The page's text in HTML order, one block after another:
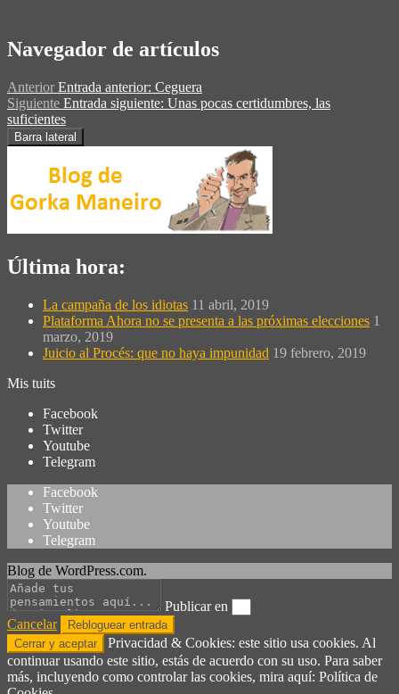
Navegador de artículos
Anterior Entrada anterior: Ceguera
Siguiente Entrada siguiente: Unas pocas certidumbres, las
suficientes
Barra lateral
Última hora:
La campaña de los idiotas 11 abril, 2019
Plataforma Ahora no se presenta a las próximas elecciones 1
marzo, 2019
Juicio al Procés: que no haya impunidad 19 febrero, 2019
Mis tuits
Facebook
Twitter
Youtube
Telegram
Facebook
Twitter
Youtube
Telegram
Blog de WordPress.com.
Publicar en
Cancelar
Privacidad & Cookies: este sitio usa cookies. Al
continuar usando este sitio, estás de acuerdo con su uso. Para saber
más, incluyendo como controlar las cookies, mira aquí: Política de